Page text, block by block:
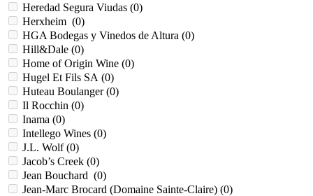
Heredad Segura Viudas (0)
Herxheim (0)
HGA Bodegas y Vinedos de Altura (0)
Hill&Dale (0)
Home of Origin Wine (0)
Hugel Et Fils SA (0)
Huteau Boulanger (0)
Il Rocchin (0)
Inama (0)
Intellego Wines (0)
J.L. Wolf (0)
Jacob’s Creek (0)
Jean Bouchard (0)
Jean-Marc Brocard (Domaine Sainte-Claire) (0)